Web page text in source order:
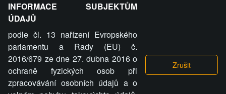
ZVRÁCENÝ.CZ - Svět není zvrácenej. To jen
ty lidi...
INFORMACE SUBJEKTŮM
ÚDAJŮ
podle čl. 13 nařízení Evropského
parlamentu a Rady (EU) č.
2016/679 ze dne 27. dubna 2016 o
ochraně fyzických osob při
zpracovávání osobních údajů a o